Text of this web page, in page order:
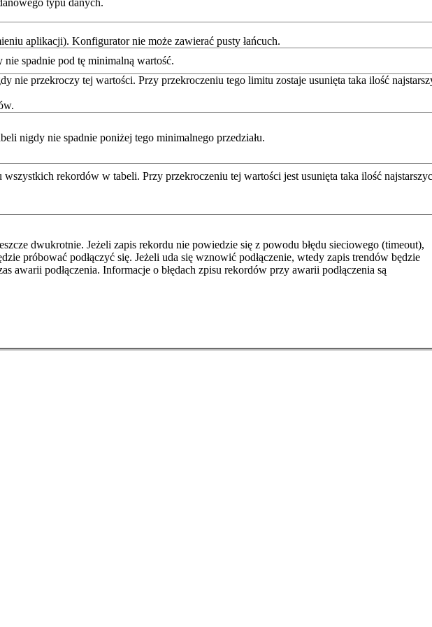
typu danych.
aplikacji). Konfigurator nie może zawierać pusty łańcuch.
spadnie pod tę minimalną wartość.
nie przekroczy tej wartości. Przy przekroczeniu tego limitu zostaje usunięta taka ilość
nigdy nie spadnie poniżej tego minimalnego przedziału.
wszystkich rekordów w tabeli. Przy przekroczeniu tej wartości jest usunięta taka ilość
dwukrotnie. Jeżeli zapis rekordu nie powiedzie się z powodu błędu sieciowego (timeout),
próbować podłączyć się. Jeżeli uda się wznowić podłączenie, wtedy zapis trendów będzie
awarii podłączenia. Informacje o błędach zpisu rekordów przy awarii podłączenia są